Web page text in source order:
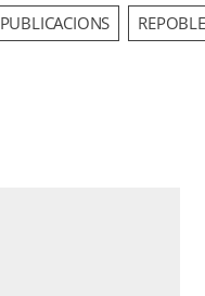
PUBLICACIONS